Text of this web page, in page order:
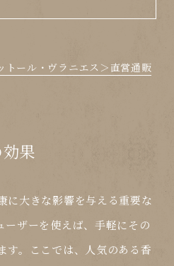
トール・ヴラニエス＞直営通販
果
に大きな影響を与える重要な
ーザーを使えば、手軽にその
す。ここでは、人気のある香